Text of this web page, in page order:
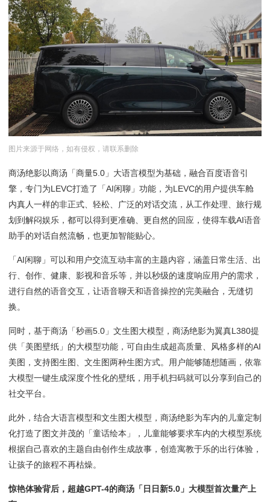
图片来源于网络，如有侵权，请联系删除
商汤绝影以商汤「商量5.0」大语言模型为基础，融合百度语音引
擎，专门为LEVC打造了「AI闲聊」功能，为LEVC的用户提供车舱
内真人一样的非正式、轻松、广泛的对话交流，从工作处理、旅行规
划到解闷娱乐，都可以得到更准确、更自然的回应，使得车载AI语音
助手的对话自然流畅，也更加智能贴心。
「AI闲聊」可以和用户交流互动丰富的主题内容，涵盖日常生活、出
行、创作、健康、影视和音乐等，并以秒级的速度响应用户的需求，
进行自然的语音交互，让语音聊天和语音操控的完美融合，无缝切
换。
同时，基于商汤「秒画5.0」文生图大模型，商汤绝影为翼真L380提
供「美图壁纸」的大模型功能，可自由生成超高质量、风格多样的AI
美图，支持图生图、文生图两种生图方式。用户能够随想随画，依靠
大模型一键生成深度个性化的壁纸，用手机扫码就可以分享到自己的
社交平台。
此外，结合大语言模型和文生图大模型，商汤绝影为车内的儿童定制
化打造了图文并茂的「童话绘本」，儿童能够要求车内的大模型系统
根据自己喜欢的主题自由创作生成故事，创造寓教于乐的出行体验，
让孩子的旅程不再枯燥。
惊艳体验背后，超越GPT-4的商汤「日日新5.0 」大模型首次量产上